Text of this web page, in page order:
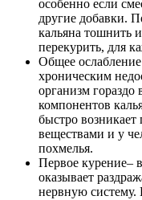
особенно если
другие добавки.
кальяна тошнить
перекурить, для
Общее
хроническим
организм
компонентов
быстро
веществами и у
похмелья.
Первое курение–
оказывает
нервную систему.